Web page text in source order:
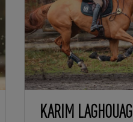
KARIM LAGHOUAG